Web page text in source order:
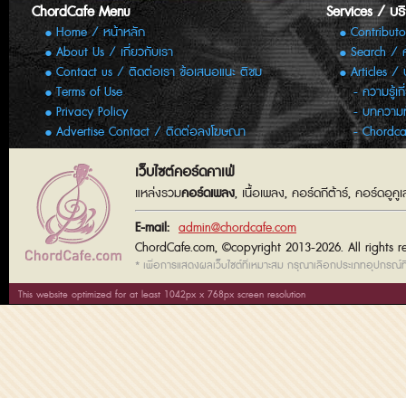
ChordCafe Menu
Home / หน้าหลัก
About Us / เกี่ยวกับเรา
Contact us / ติดต่อเรา ข้อเสนอแนะ ติชม
Terms of Use
Privacy Policy
Advertise Contact / ติดต่อลงโฆษณา
Services / บ
Search /
Articles /
ความรู้
บทความ
เว็บไซต์คอร์ดคาเฟ่
แหล่งรวมคอร์ดเพลง, เนื้อเพลง, คอร์ดกีต้าร์, คอร์ดอูคู
E-mail: admin@chordcafe.com
ChordCafe.com, ©copyright 2013-2026. All rights
* เพื่อการแสดงผลเว็บไซต์ที่เหมาะสม กรุณาเลือกประเภทอุปกรณ์
This website optimized for at least 1042px x 768px screen resolution